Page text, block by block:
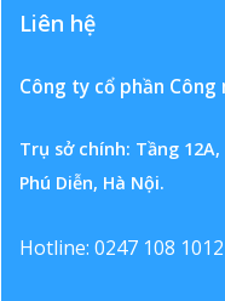
Liên hệ
Công ty cổ phần
Trụ sở chính: Tầng
Phú Diễn, Hà Nội.
Hotline: 0247 108 1012